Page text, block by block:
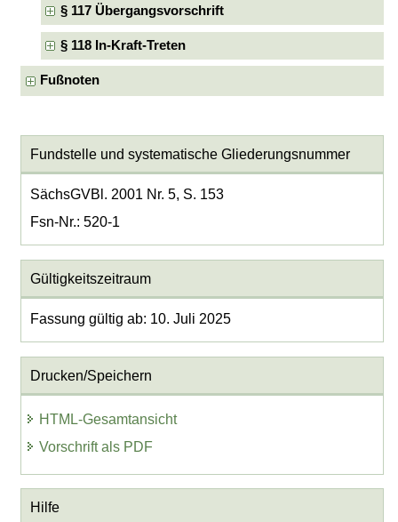
§ 117 Übergangsvorschrift
§ 118 In-Kraft-Treten
Fußnoten
Fundstelle und systematische Gliederungsnummer
SächsGVBl. 2001 Nr. 5, S. 153
Fsn-Nr.: 520-1
Gültigkeitszeitraum
Fassung gültig ab: 10. Juli 2025
Drucken/Speichern
HTML-Gesamtansicht
Vorschrift als PDF
Hilfe